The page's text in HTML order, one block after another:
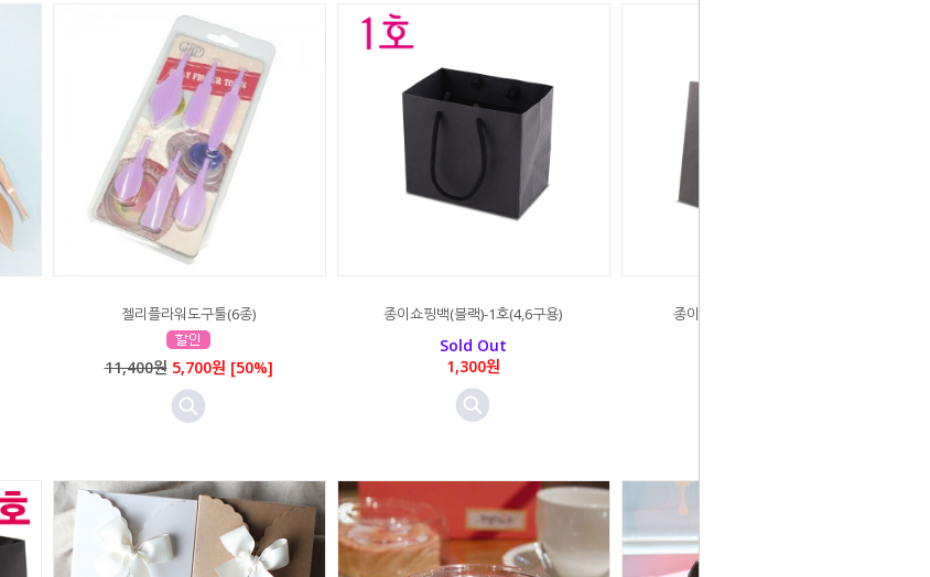
젤리플라워도구툴(6종)
11,400원5,700원 [50%]
종이쇼핑백(블랙)-1호(4,6구용)
Sold Out
1,300원
종이쇼핑백(블랙)-2호(9구용)